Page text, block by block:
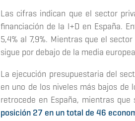
Las cifras indican que el sector
financiación de la I+D en España.
5,4% al 7,9%. Mientras que el
sigue por debajo de la media
La ejecución presupuestaria del
en uno de los niveles más bajos de
retrocede en España, mientras
posición 27 en un total de 46